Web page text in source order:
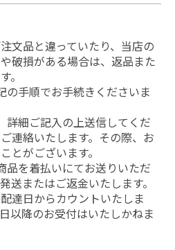
文品と違っていたり、当店の
破損がある場合は、返品また
。
の手順でお手続きくださいま
詳細ご記入の上送信してくだ
連絡いたします。その際、お
とがございます。
品を着払いにてお送りいただ
送またはご返金いたします。
達日からカウントいたしま
以降のお受付はいたしかねま